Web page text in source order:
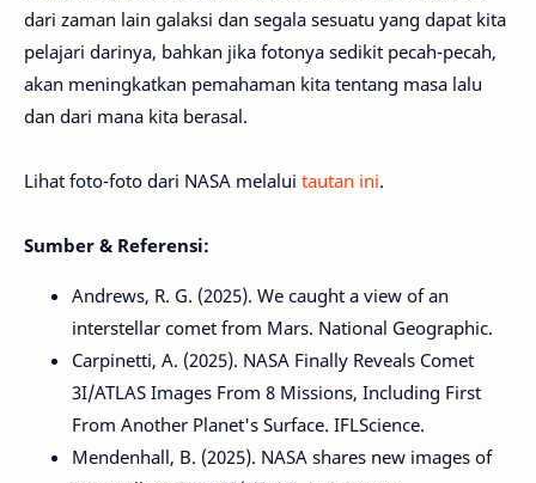
dari zaman lain galaksi dan segala sesuatu yang dapat kita
pelajari darinya, bahkan jika fotonya sedikit pecah-pecah,
akan meningkatkan pemahaman kita tentang masa lalu
dan dari mana kita berasal.
Lihat foto-foto dari NASA melalui tautan ini.
Sumber & Referensi:
Andrews, R. G. (2025). We caught a view of an
interstellar comet from Mars. National Geographic.
Carpinetti, A. (2025). NASA Finally Reveals Comet
3I/ATLAS Images From 8 Missions, Including First
From Another Planet's Surface. IFLScience.
Mendenhall, B. (2025). NASA shares new images of